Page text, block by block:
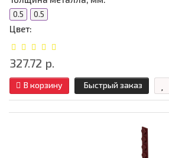
0.5 0.5
Цвет:
327.72 р.
В корзину Быстрый заказ